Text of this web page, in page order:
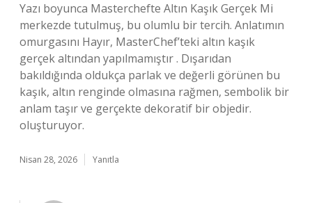
Yazı boyunca Masterchefte Altın Kaşık Gerçek Mi
merkezde tutulmuş, bu olumlu bir tercih. Anlatımın
omurgasını Hayır, MasterChef’teki altın kaşık
gerçek altından yapılmamıştır . Dışarıdan
bakıldığında oldukça parlak ve değerli görünen bu
kaşık, altın renginde olmasına rağmen, sembolik bir
anlam taşır ve gerçekte dekoratif bir objedir.
oluşturuyor.
Nisan 28, 2026 Yanıtla